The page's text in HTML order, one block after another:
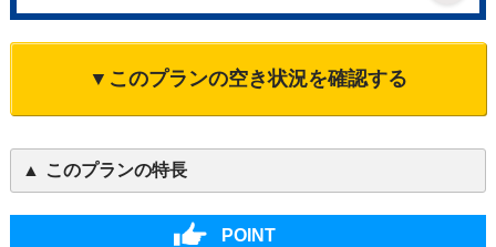
▼このプランの空き状況を確認する
このプランの特長
POINT